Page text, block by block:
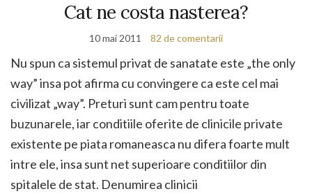
Cat ne costa nasterea?
10 mai 2011 82 de comentarii
Nu spun ca sistemul privat de sanatate este „the only
way” insa pot afirma cu convingere ca este cel mai
civilizat „way”. Preturi sunt cam pentru toate
buzunarele, iar conditiile oferite de clinicile private
existente pe piata romaneasca nu difera foarte mult
intre ele, insa sunt net superioare conditiilor din
spitalele de stat. Denumirea clinicii